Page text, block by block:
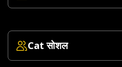
Cat सोशल